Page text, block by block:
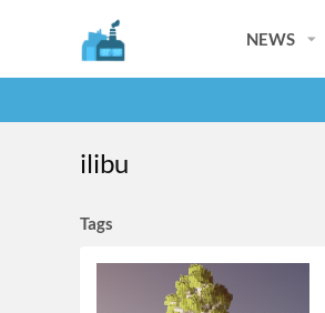
NEWS
ilibu
Tags